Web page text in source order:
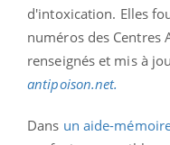
d'intoxication. Elles
numéros des Centres
renseignés et mis à
antipoison.net.
Dans un aide-